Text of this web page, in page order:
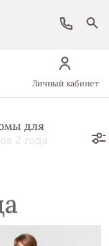
Личный кабинет
для
2 года